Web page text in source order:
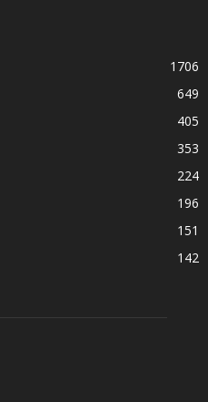
1706
649
405
353
224
196
151
142